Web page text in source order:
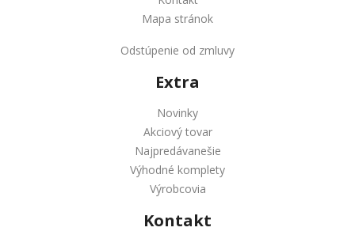
Mapa stránok
Odstúpenie od zmluvy
Extra
Novinky
Akciový tovar
Najpredávanešie
Výhodné komplety
Výrobcovia
Kontakt